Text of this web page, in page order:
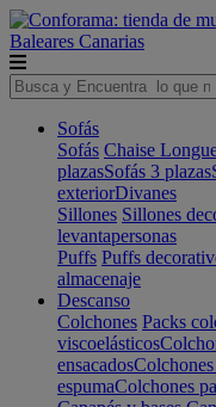
Baleares Canarias
Sofás
Sofás Chaise
plazasSofás 3 plazas
exteriorDivanes
Sillones Sillones
levantapersonas
Puffs Puffs
almacenaje
Descanso
Colchones Packs
viscoelásticos
ensacados
espumaColchones